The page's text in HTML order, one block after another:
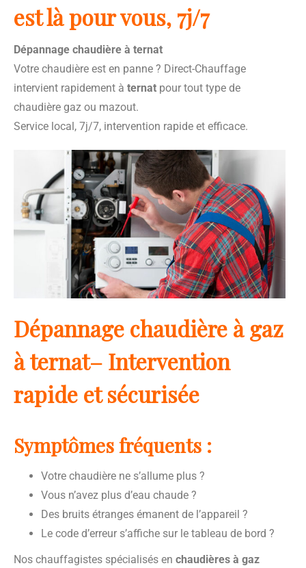
est là pour vous, 7j/7
Dépannage chaudière à ternat
Votre chaudière est en panne ? Direct-Chauffage
intervient rapidement à ternat pour tout type de
chaudière gaz ou mazout.
Service local, 7j/7, intervention rapide et efficace.
Dépannage chaudière à gaz
à ternat– Intervention
rapide et sécurisée
Symptômes fréquents :
Votre chaudière ne s’allume plus ?
Vous n’avez plus d’eau chaude ?
Des bruits étranges émanent de l’appareil ?
Le code d’erreur s’affiche sur le tableau de bord ?
Nos chauffagistes spécialisés en chaudières à gaz